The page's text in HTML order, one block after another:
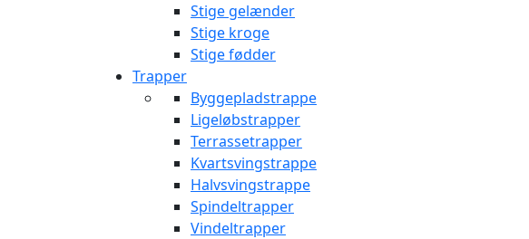
Stige gelænder
Stige kroge
Stige fødder
Trapper
Byggepladstrappe
Ligeløbstrapper
Terrassetrapper
Kvartsvingstrappe
Halvsvingstrappe
Spindeltrapper
Vindeltrapper